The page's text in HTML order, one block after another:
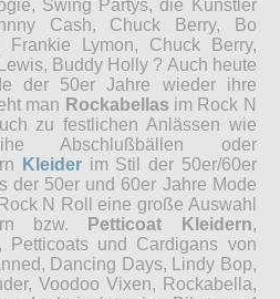
Swing Partys, die Künstler
Cash, Chuck Berry, Bo
Frankie Lymon, Chuck Berry,
Buddy Holly ? Auch heute
der 50er Jahre wieder ihre
man Rockabellas im Rock N
zu festlichen Anlässen wie
Abschlußbällen oder
Kleiderim Stil der 50er/60er
der 50er und 60er Jahre Mode
N Roll eine große Auswahl
bzw.
Petticoat Kleidern,
, Petticoats und Cardigans von
Dancing Days, Lindy Bop,
Voodoo Vixen, Rockabella,